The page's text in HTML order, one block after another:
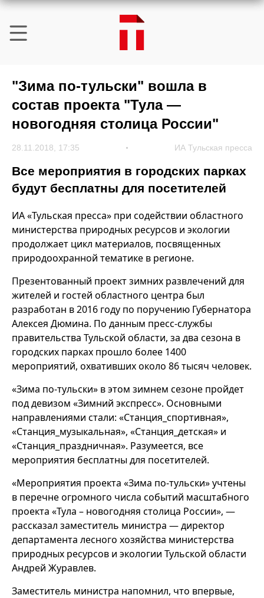
"Зима по-тульски" вошла в
состав проекта "Тула —
новогодняя столица России"
28.11.2018, 17:35 ИА Тульская пресса
Все мероприятия в городских парках
будут бесплатны для посетителей
ИА «Тульская пресса» при содействии областного
министерства природных ресурсов и экологии
продолжает цикл материалов, посвященных
природоохранной тематике в регионе.
Презентованный проект зимних развлечений для
жителей и гостей областного центра был
разработан в 2016 году по поручению Губернатора
Алексея Дюмина. По данным пресс-службы
правительства Тульской области, за два сезона в
городских парках прошло более 1400
мероприятий, охвативших около 86 тысяч человек.
«Зима по-тульски» в этом зимнем сезоне пройдет
под девизом «Зимний экспресс». Основными
направлениями стали: «Станция_спортивная»,
«Станция_музыкальная», «Станция_детская» и
«Станция_праздничная». Разумеется, все
мероприятия бесплатны для посетителей.
«Мероприятия проекта «Зима по-тульски» учтены
в перечне огромного числа событий масштабного
проекта «Тула – новогодняя столица России», —
рассказал заместитель министра — директор
департамента лесного хозяйства министерства
природных ресурсов и экологии Тульской области
Андрей Журавлев.
Заместитель министра напомнил, что впервые,